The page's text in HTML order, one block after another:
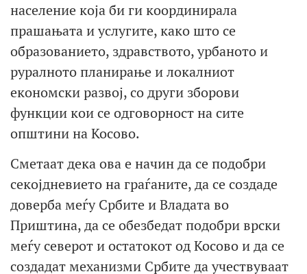
население која би ги координирала
прашањата и услугите, како што се
образованието, здравството, урбаното и
руралното планирање и локалниот
економски развој, со други зборови
функции кои се одговорност на сите
општини на Косово.
Сметаат дека ова е начин да се подобри
секојдневието на граѓаните, да се создаде
доверба меѓу Србите и Владата во
Приштина, да се обезбедат подобри врски
меѓу северот и остатокот од Косово и да се
создадат механизми Србите да учествуваат